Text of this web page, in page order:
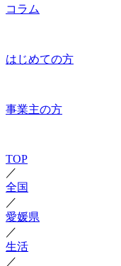
コラム
はじめての方
事業主の方
TOP
／
全国
／
愛媛県
／
生活
／